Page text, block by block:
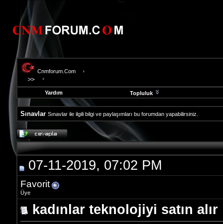
Cnmforum.Com
Yardım Topluluk
Sınavlar Sınavlar ile ilgili bilgi ve paylaşımları bu forumdan yapabilirsiniz.
evooli
fethiye
escort
gaziantep
escort
gaziantep
escort
07-11-2019, 07:02 PM
Favorit
Üye
kadınlar teknolojiyi satın alır